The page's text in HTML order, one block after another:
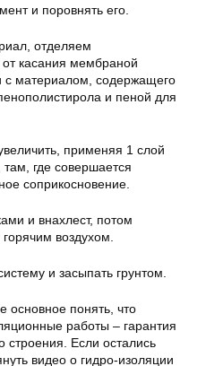
и поровнять его.
отделяем
касания мембраной
с материалом, содержащего
и пеной для
применяя 1 слой
где совершается
соприкосновение.
и внахлест, потом
воздухом.
и засыпать грунтом.
основное понять, что
работы – гарантия
строения. Если остались
видео о гидро-изоляции